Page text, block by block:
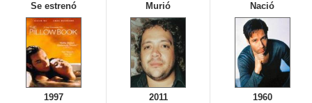
Se estrenó
1997
Murió
2011
Nació
1960